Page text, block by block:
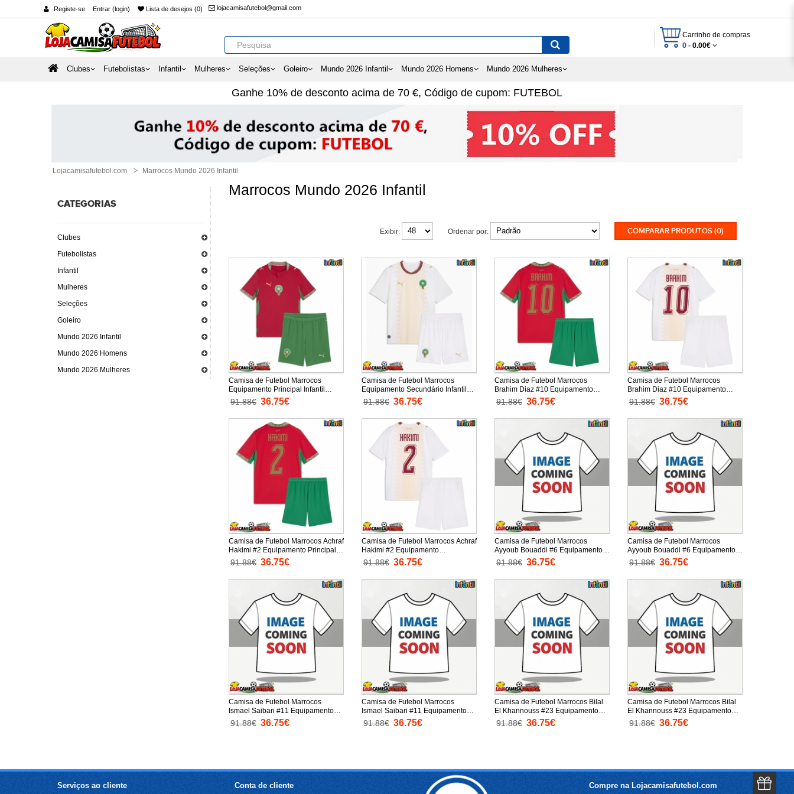
Registe-se Entrar (login) Lista de desejos (0) lojacamisafutebol@gmail.com
Carrinho de compras
0 - 0.00€
Clubes Futebolistas Infantil Mulheres Seleções Goleiro Mundo 2026 Infantil Mundo 2026 Homens Mundo 2026 Mulheres
Ganhe 10% de desconto acima de 70 €, Código de cupom: FUTEBOL
Lojacamisafutebol.com Marrocos Mundo 2026 Infantil
CATEGORIAS
Clubes
Futebolistas
Infantil
Mulheres
Seleções
Goleiro
Mundo 2026 Infantil
Mundo 2026 Homens
Mundo 2026 Mulheres
Marrocos Mundo 2026 Infantil
COMPARAR PRODUTOS (0)
Ordenar por:
Exibir:
Camisa de Futebol Marrocos
Equipamento Principal Infantil
Mundo 2026 Manga Curta (+
Calças curtas)
91.88€ 36.75€
Camisa de Futebol Marrocos
Equipamento Secundário Infantil
Mundo 2026 Manga Curta (+
Calças curtas)
91.88€ 36.75€
Camisa de Futebol Marrocos
Brahim Diaz #10 Equipamento
Principal Infantil Mundo 2026
Manga Curta (+ Calças curtas)
91.88€ 36.75€
Camisa de Futebol Marrocos
Brahim Diaz #10 Equipamento
Secundário Infantil Mundo 2026
Manga Curta (+ Calças curtas)
91.88€ 36.75€
Camisa de Futebol Marrocos Achraf
Hakimi #2 Equipamento Principal
Infantil Mundo 2026 Manga Curta
(+ Calças curtas)
91.88€ 36.75€
Camisa de Futebol Marrocos Achraf
Hakimi #2 Equipamento
Secundário Infantil Mundo 2026
Manga Curta (+ Calças curtas)
91.88€ 36.75€
Camisa de Futebol Marrocos
Ayyoub Bouaddi #6 Equipamento
Principal Infantil Mundo 2026
Manga Curta (+ Calças curtas)
91.88€ 36.75€
Camisa de Futebol Marrocos
Ayyoub Bouaddi #6 Equipamento
Secundário Infantil Mundo 2026
Manga Curta (+ Calças curtas)
91.88€ 36.75€
Camisa de Futebol Marrocos
Ismael Saibari #11 Equipamento
Principal Infantil Mundo 2026
Manga Curta (+ Calças curtas)
91.88€ 36.75€
Camisa de Futebol Marrocos
Ismael Saibari #11 Equipamento
Secundário Infantil Mundo 2026
Manga Curta (+ Calças curtas)
91.88€ 36.75€
Camisa de Futebol Marrocos Bilal
El Khannouss #23 Equipamento
Principal Infantil Mundo 2026
Manga Curta (+ Calças curtas)
91.88€ 36.75€
Camisa de Futebol Marrocos Bilal
El Khannouss #23 Equipamento
Secundário Infantil Mundo 2026
Manga Curta (+ Calças curtas)
91.88€ 36.75€
Serviços ao cliente Conta de cliente Compre na Lojacamisafutebol.com